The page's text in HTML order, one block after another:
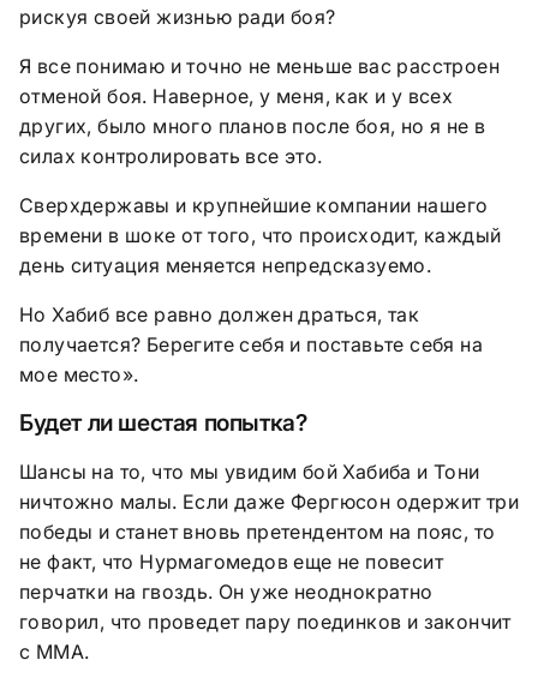
рискуя своей жизнью ради боя?
Я все понимаю и точно не меньше вас расстроен
отменой боя. Наверное, у меня, как и у всех
других, было много планов после боя, но я не в
силах контролировать все это.
Сверхдержавы и крупнейшие компании нашего
времени в шоке от того, что происходит, каждый
день ситуация меняется непредсказуемо.
Но Хабиб все равно должен драться, так
получается? Берегите себя и поставьте себя на
мое место».
Будет ли шестая попытка?
Шансы на то, что мы увидим бой Хабиба и Тони
ничтожно малы. Если даже Фергюсон одержит три
победы и станет вновь претендентом на пояс, то
не факт, что Нурмагомедов еще не повесит
перчатки на гвоздь. Он уже неоднократно
говорил, что проведет пару поединков и закончит
с ММА.